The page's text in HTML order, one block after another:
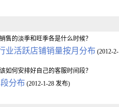
售的淡季和旺季各是什么时候？
业活跃店铺销量按月分布 (2012-
如何安排好自己的客服时间段？
分布 (2012-1-28 发布)